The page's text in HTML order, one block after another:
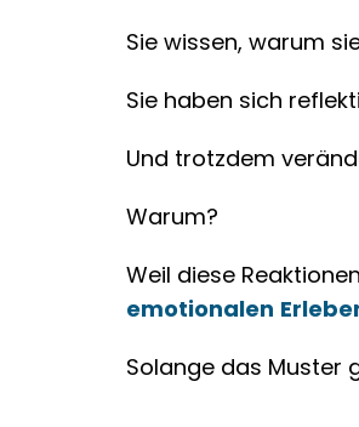
Sie wissen, warum
Sie haben sich
Und trotzdem
Warum?
emotionalen
Solange das Muster